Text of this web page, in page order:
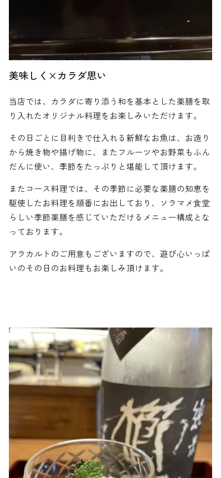
美味しく×カラダ思い
当店では、カラダに寄り添う和を基本とした薬膳を取
り入れたオリジナル料理をお楽しみいただけます。
その日ごとに目利きで仕入れる新鮮なお魚は、お造り
から焼き物や揚げ物に、またフルーツやお野菜もふん
だんに使い、季節をたっぷりと堪能して頂けます。
またコース料理では、その季節に必要な薬膳の知恵を
駆使したお料理を順番にお出しており、ソラマメ食堂
らしい季節薬膳を感じていただけるメニュー構成とな
っております。
アラカルトのご用意もございますので、遊び心いっぱ
いのその日のお料理もお楽しみ頂けます。